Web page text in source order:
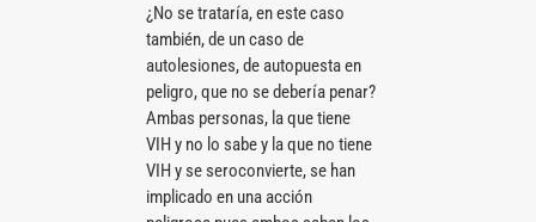
¿No se trataría, en este caso
también, de un caso de
autolesiones, de autopuesta en
peligro, que no se debería penar?
Ambas personas, la que tiene
VIH y no lo sabe y la que no tiene
VIH y se seroconvierte, se han
implicado en una acción